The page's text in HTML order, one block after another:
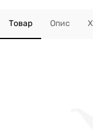
Товар Опис